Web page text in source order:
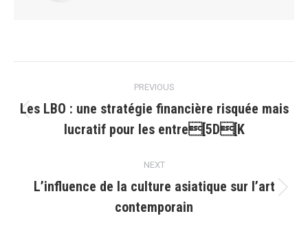
navigation
PREVIOUS
post:
Les LBO : une stratégie financière risquée mais
lucratif pour les entre[5D[K
NEXT
post:
L’influence de la culture asiatique sur l’art
contemporain